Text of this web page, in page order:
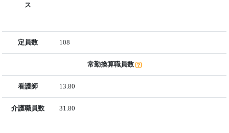
ス
定員数 108
常勤換算職員数
看護師 13.80
介護職員数 31.80